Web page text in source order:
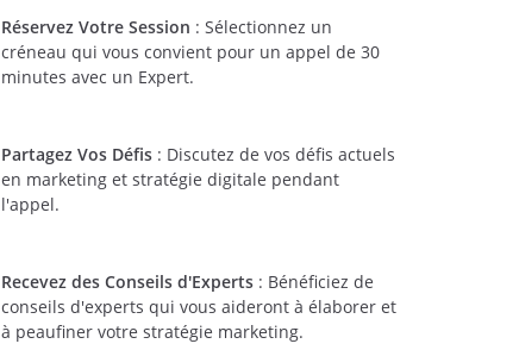
Réservez Votre Session : Sélectionnez un
créneau qui vous convient pour un appel de 30
minutes avec un Expert.
Partagez Vos Défis : Discutez de vos défis actuels
en marketing et stratégie digitale pendant
l'appel.
Recevez des Conseils d'Experts : Bénéficiez de
conseils d'experts qui vous aideront à élaborer et
à peaufiner votre stratégie marketing.